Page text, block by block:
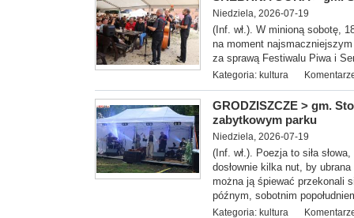
Niedziela, 2026-07-19
(Inf. wł.). W minioną sobotę,
na moment
za sprawą Festiwalu Piwa i
Kategoria: kultura
GRODZISZCZE > gm.
zabytkowym parku
Niedziela, 2026-07-19
(Inf. wł.). Poezja to siła
dosłownie kilka nut, by
można ją śpiewać przekonali
późnym, sobotnim
Kategoria: kultura